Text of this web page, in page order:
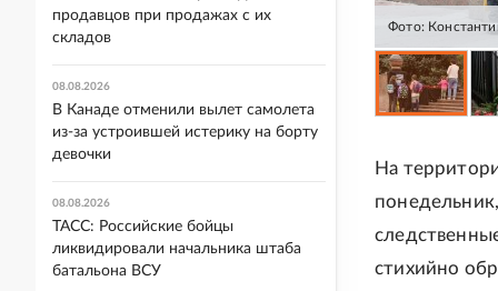
Фото:
На
стихийно
продавцов при продажах с их
складов
08.08.2026
В Канаде отменили вылет самолета
из-за устроившей истерику на борту
девочки
08.08.2026
ТАСС: Российские бойцы
ликвидировали начальника штаба
батальона ВСУ